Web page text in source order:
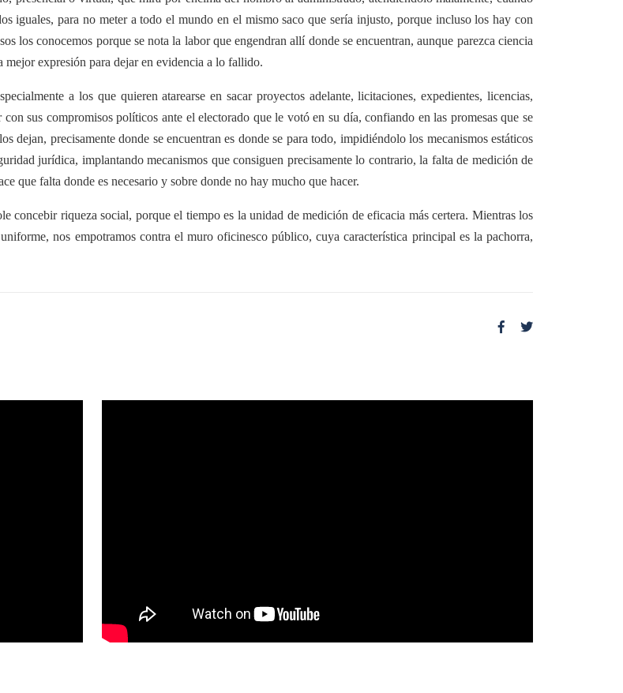
iguales, para no meter a todo el mundo en el mismo saco que sería injusto, porque incluso los hay con
los conocemos porque se nota la labor que engendran allí donde se encuentran, aunque parezca ciencia
expresión para dejar en evidencia a lo fallido.
a los que quieren atarearse en sacar proyectos adelante, licitaciones, expedientes, licencias,
sus compromisos políticos ante el electorado que le votó en su día, confiando en las promesas que se
dejan, precisamente donde se encuentran es donde se para todo, impidiéndolo los mecanismos estáticos
jurídica, implantando mecanismos que consiguen precisamente lo contrario, la falta de medición de
que falta donde es necesario y sobre donde no hay mucho que hacer.
concebir riqueza social, porque el tiempo es la unidad de medición de eficacia más certera. Mientras los
nos empotramos contra el muro oficinesco público, cuya característica principal es la pachorra,